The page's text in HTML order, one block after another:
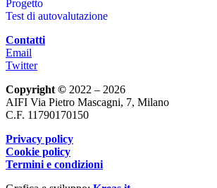
Progetto
Test di autovalutazione
Contatti
Email
Twitter
Copyright © 2022 – 2026
AIFI Via Pietro Mascagni, 7, Milano
C.F. 11790170150
Privacy policy
Cookie policy
Termini e condizioni